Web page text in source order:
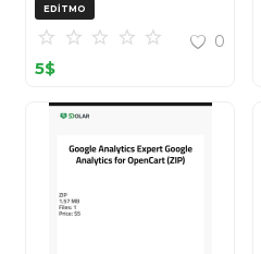
EDITMO
0
5$